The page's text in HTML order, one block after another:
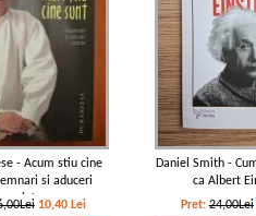
- Acum stiu cine
si aduceri
aminte10,40 Lei
Daniel Smith -
ca Albert
Pret:24,00Lei